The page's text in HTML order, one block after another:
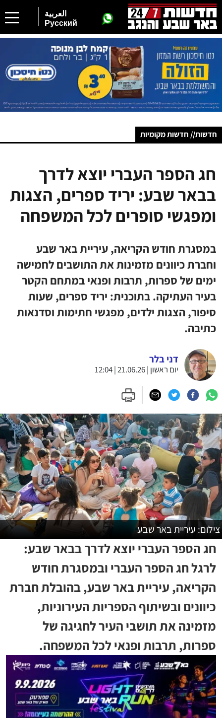
العربية
Русский
חדשות// חדשות מקומיות
חג הספר העברי יוצא לדרך
בבאר שבע: יריד ספרים, הצגות
ומפגשי סופרים לכל המשפחה
במסגרת חודש הקריאה, עיריית באר שבע
וחברת כיוונים מזמינות את התושבים לחמישה
ימים של ספרות, תרבות ופנאי במתחם הקטר
בעיר העתיקה. בתוכנית: יריד ספרים, שעות
סיפור, הצגות ילדים, מפגשי חתימות וסדנאות
כתיבה.
דני בלר
יום ראשון | 21.06.26 | 12:04
צילום: עיריית באר שבע
חג הספר העברי יוצא לדרך בבאר שבע:
לרגל חג הספר העברי ובמסגרת חודש
הקריאה, עיריית באר שבע, בהובלת חברת
כיוונים ובשיתוף הספריות העירוניות,
מזמינה את תושבי העיר לחגיגה של
ספרות, תרבות ופנאי לכל המשפחה.